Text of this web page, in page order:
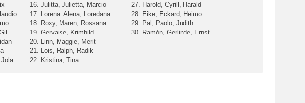
Jola
16. Julitta, Julietta, Marcio
17. Lorena, Alena, Loredana
18. Roxy, Maren, Rossana
19. Gervaise, Krimhild
20. Linn, Maggie, Merit
21. Lois, Ralph, Radik
22. Kristina, Tina
27. Harold, Cyrill, Harald
28. Eike, Eckard, Heimo
29. Pal, Paolo, Judith
30. Ramón, Gerlinde, Ernst